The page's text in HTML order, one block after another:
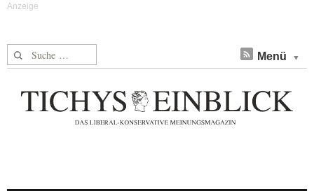
Suche nach: Menü